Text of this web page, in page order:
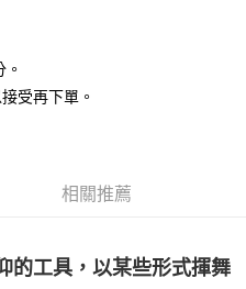
運費
免運費
受再下單。
相關推薦
的工具，以某些形式揮舞